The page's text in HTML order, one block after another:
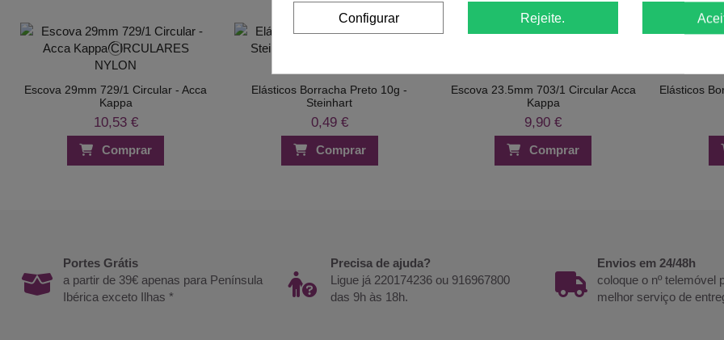
Escova 29mm 729/1 Circular - Acca
Kappa
10,53 €
Comprar
Elásticos Borracha Preto 10g -
Steinhart
0,49 €
Comprar
Escova 23.5mm 703/1 Circular Acca
Kappa
9,90 €
Comprar
Elásticos
Portes Grátis
a partir de 39€ apenas para Península
Ibérica exceto Ilhas *
Precisa de ajuda?
Ligue já 220174236 ou 916967800
das 9h às 18h.
Envios em 24/48h
coloque o nº telemóvel
melhor serviço de
Configurar Rejeite.